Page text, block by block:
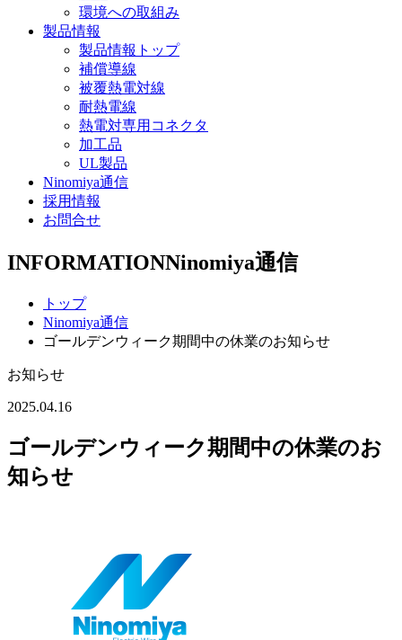
環境への取組み
製品情報
製品情報トップ
補償導線
被覆熱電対線
耐熱電線
熱電対専用コネクタ
加工品
UL製品
Ninomiya通信
採用情報
お問合せ
INFORMATIONNinomiya通信
トップ
Ninomiya通信
ゴールデンウィーク期間中の休業のお知らせ
お知らせ
2025.04.16
ゴールデンウィーク期間中の休業のお
知らせ